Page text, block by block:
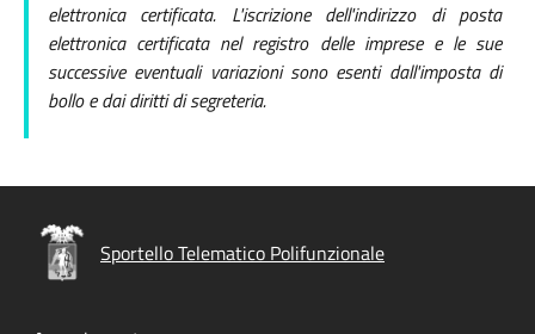
elettronica certificata. L'iscrizione dell'indirizzo di posta
elettronica certificata nel registro delle imprese e le sue
successive eventuali variazioni sono esenti dall'imposta di
bollo e dai diritti di segreteria.
Sportello Telematico Polifunzionale